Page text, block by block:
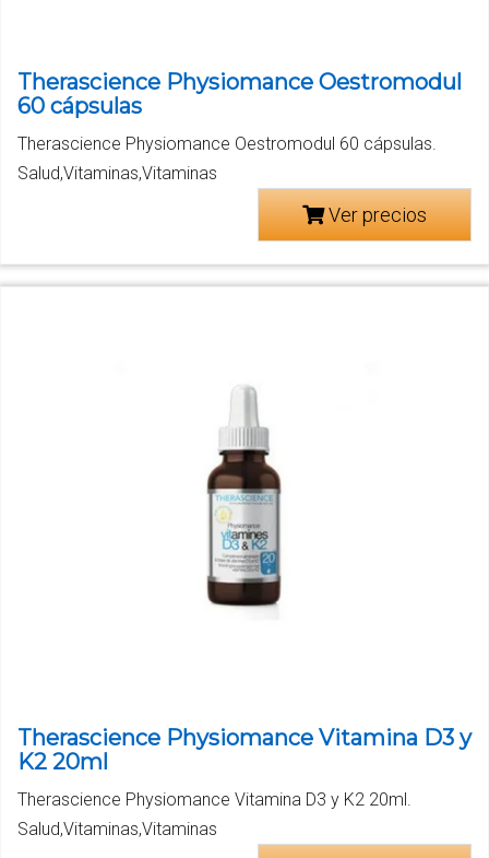
Therascience Physiomance Oestromodul
60 cápsulas
Therascience Physiomance Oestromodul 60 cápsulas.
Salud,Vitaminas,Vitaminas
Ver precios
Therascience Physiomance Vitamina D3 y
K2 20ml
Therascience Physiomance Vitamina D3 y K2 20ml.
Salud,Vitaminas,Vitaminas